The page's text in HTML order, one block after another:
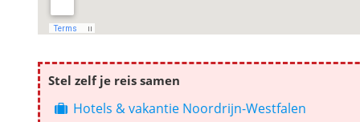
Stel zelf je reis samen
Hotels & vakantie Noordrijn-Westfalen